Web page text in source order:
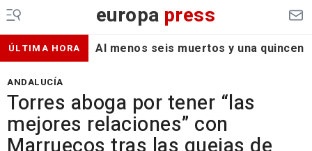
europa press
ÚLTIMA HORA Al menos seis muertos y una
ANDALUCÍA
Torres aboga por tener “las
mejores relaciones” con